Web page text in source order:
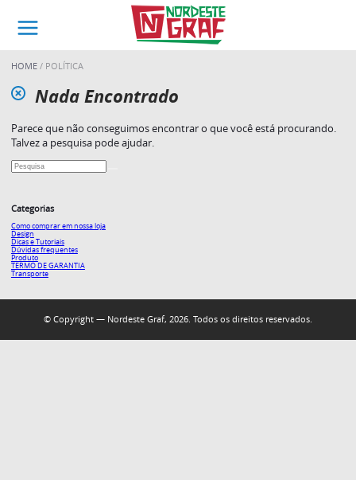
HOME POLÍTICA
Nada Encontrado
Parece que não conseguimos encontrar o que você está procurando.
Talvez a pesquisa pode ajudar.
Categorias
Como comprar em nossa loja
Design
Dicas e Tutoriais
Dúvidas frequentes
Produto
TERMO DE GARANTIA
Transporte
© Copyright — Nordeste Graf, 2026. Todos os direitos reservados.